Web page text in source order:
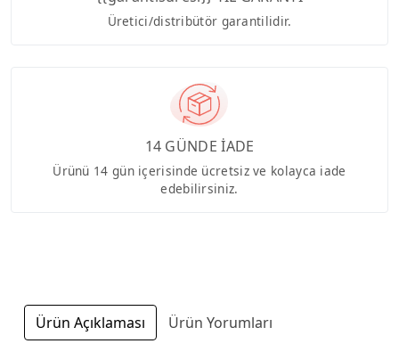
Üretici/distribütör garantilidir.
14 GÜNDE İADE
Ürünü 14 gün içerisinde ücretsiz ve kolayca iade
edebilirsiniz.
Ürün Açıklaması Ürün Yorumları